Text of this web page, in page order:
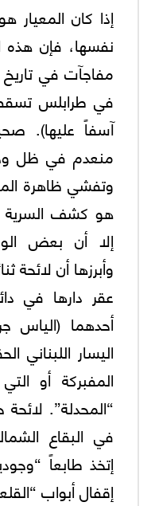
إذا كان المعيار
نفسها، فإن هذه
مفاجآت في تاريخ
في طرابلس
آسفاً عليها).
منعدم في ظل
وتفشي ظاهرة
هو كشف السرية
إلا أن بعض
وأبرزها أن لائحة
عقر دارها في
أحدهما (الياس
اليسار
المفبركة أو
“المحدلة”.
في البقاع
إتخذ طابعاً
إقفال أبواب